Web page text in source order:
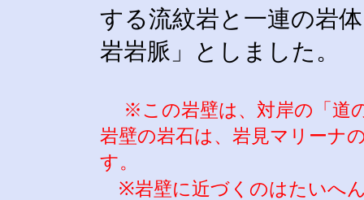
する流紋岩と一連の岩
岩岩脈」としました。
※この岩壁は、対岸の「道
岩壁の岩石は、岩見マリーナ
す。
※岩壁に近づくのはたいへ